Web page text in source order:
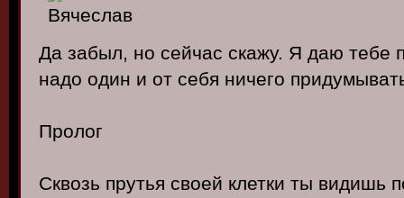
Да забыл, но сейчас скажу. Я даю тебе
надо один и от себя ничего
Пролог
Сквозь прутья своей клетки ты